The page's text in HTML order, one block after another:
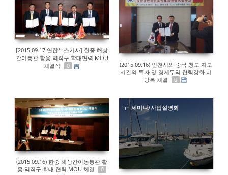
[2015.09.17 연합뉴스기사] 한중 해상
간이통관 활용 역직구 확대협력 MOU
체결식
0
(2015.09.16) 인천시와 중국 청도 지모
시간의 투자 및 경제무역 협력강화 비
망록 체결
0
(2015.09.16) 한중 해상간이동통관 활
용 역직구 확대 협력 MOU 체결
0
in세미나/사업설명회